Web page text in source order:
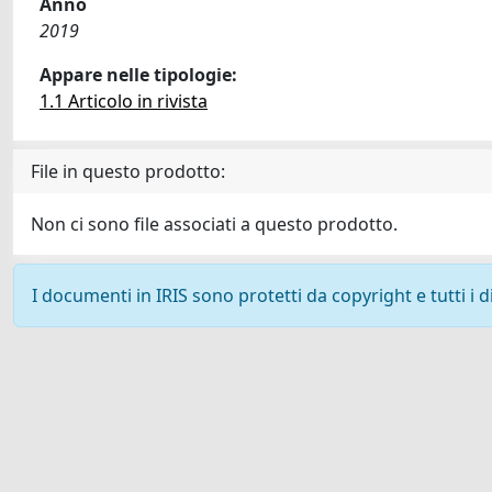
2019
Appare nelle tipologie:
1.1 Articolo in rivista
File in questo prodotto:
Non ci sono file associati a questo prodotto.
I documenti in IRIS sono protetti da copyright e tutti i